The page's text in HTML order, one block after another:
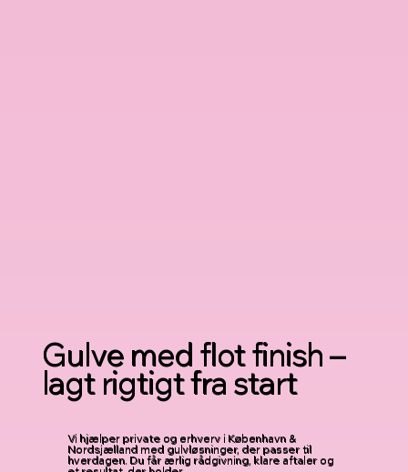
Gulve med flot finish –
lagt rigtigt fra start
Vi hjælper private og erhverv i København &
Nordsjælland med gulvløsninger, der passer til
hverdagen. Du får ærlig rådgivning, klare aftaler og